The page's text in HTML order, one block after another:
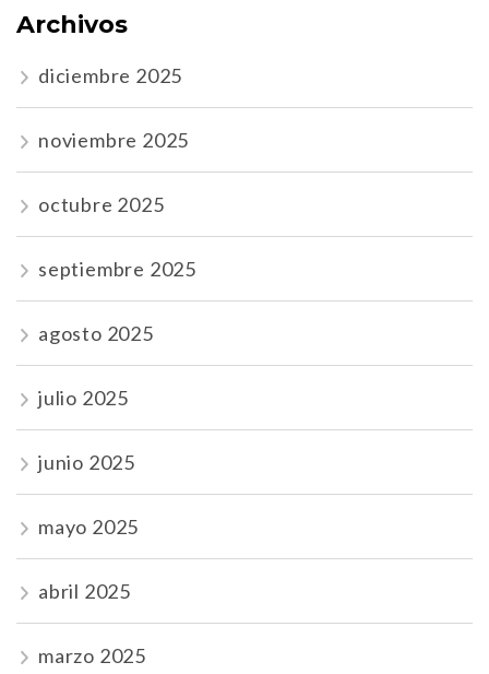
Archivos
diciembre 2025
noviembre 2025
octubre 2025
septiembre 2025
agosto 2025
julio 2025
junio 2025
mayo 2025
abril 2025
marzo 2025